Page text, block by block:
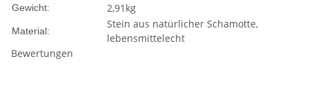
Gewicht: 2,91kg
Material:
Stein aus natürlicher Schamotte,
lebensmittelecht
Bewertungen